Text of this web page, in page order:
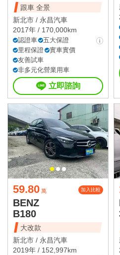
跟車 全景
新北市 / 永昌汽車
2017年 / 170,000km
認證車
五大保證
里程保證
實車實價
友善試車
非多元化營業用車
立即諮詢
59.80 萬 加入比較
BENZ
B180
大改款
新北市 / 永昌汽車
2019年 / 152,997km